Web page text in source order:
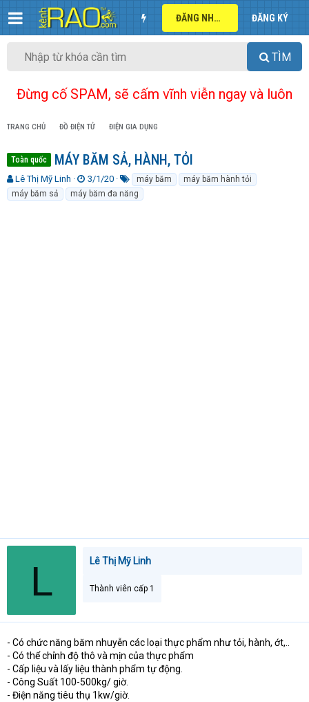
ĐĂNG NHẬP ĐĂNG KÝ
TÌM
Đừng cố SPAM, sẽ cấm vĩnh viễn ngay và luôn
TRANG CHỦ ĐỒ ĐIỆN TỬ ĐIỆN GIA DỤNG
Toàn quốc MÁY BĂM SẢ, HÀNH, TỎI
T
h
r
Lê Thị Mỹ Linh
N
g
à
3/1/20
ừ
k
máy băm
máy băm hành tỏi
máy băm sả
máy băm đa năng
L Lê Thị Mỹ Linh
Thành viên cấp 1
- Có chức năng băm nhuyễn các loại thực phẩm như tỏi, hành, ớt,..
- Có thể chỉnh độ thô và mịn của thực phẩm
- Cấp liệu và lấy liệu thành phẩm tự động.
- Công Suất 100-500kg/ giờ.
- Điện năng tiêu thụ 1kw/giờ.